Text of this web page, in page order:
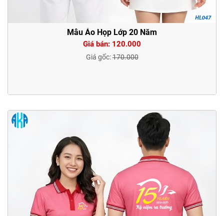
Mẫu Áo Họp Lớp 20 Năm
Giá bán: 120.000
Giá gốc:170.000